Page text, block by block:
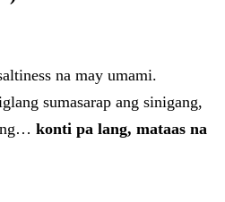
na may umami.
sumasarap ang sinigang,
konti pa lang, mataas na